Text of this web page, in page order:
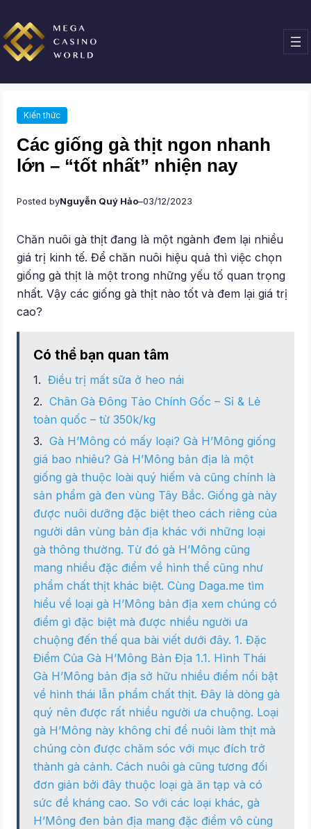
đến
phần
nội
dung
Kiến thức
Các giống gà thịt ngon nhanh
lớn – “tốt nhất” nhiện nay
Posted byNguyễn Quý Hảo–03/12/2023
Chăn nuôi gà thịt đang là một ngành đem lại nhiều
giá trị kinh tế. Để chăn nuôi hiệu quả thì việc chọn
giống gà thịt là một trong những yếu tố quan trọng
nhất. Vậy các giống gà thịt nào tốt và đem lại giá trị
cao?
Có thể bạn quan tâm
Điều trị mất sữa ở heo nái
Chân Gà Đông Tảo Chính Gốc – Sỉ & Lẻ
toàn quốc – từ 350k/kg
Gà H’Mông có mấy loại? Gà H’Mông giống
giá bao nhiêu? Gà H’Mông bản địa là một
giống gà thuộc loài quý hiếm và cũng chính là
sản phẩm gà đen vùng Tây Bắc. Giống gà này
được nuôi dưỡng đặc biệt theo cách riêng của
người dân vùng bản địa khác với những loại
gà thông thường. Từ đó gà H’Mông cũng
mang nhiều đặc điểm về hình thể cũng như
phẩm chất thịt khác biệt. Cùng Daga.me tìm
hiểu về loại gà H’Mông bản địa xem chúng có
điểm gì đặc biệt mà được nhiều người ưa
chuộng đến thế qua bài viết dưới đây. 1. Đặc
Điểm Của Gà H’Mông Bản Địa 1.1. Hình Thái
Gà H’Mông bản địa sở hữu nhiều điểm nổi bật
về hình thái lẫn phẩm chất thịt. Đây là dòng gà
quý nên được rất nhiều người ưa chuộng. Loại
gà H’Mông này không chỉ để nuôi làm thịt mà
chúng còn được chăm sóc với mục đích trở
thành gà cảnh. Cách nuôi gà cũng tương đối
đơn giản bởi đây thuộc loại gà ăn tạp và có
sức đề kháng cao. So với các loại khác, gà
H’Mông đen bản địa mang đặc điểm vô cùng